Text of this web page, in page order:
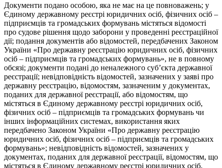
Документи подано особою, яка не має на це повноважень; у
Єдиному державному реєстрі юридичних осіб, фізичних осіб –
підприємців та громадських формувань містяться відомості
про судове рішення щодо заборони у проведенні реєстраційної
дії; подання документів або відомостей, передбачених Законом
України «Про державну реєстрацію юридичних осіб, фізичних
осіб – підприємців та громадських формувань», не в повному
обсязі; документи подані до неналежного суб’єкта державної
реєстрації; невідповідність відомостей, зазначених у заяві про
державну реєстрацію, відомостям, зазначеним у документах,
поданих для державної реєстрації, або відомостям, що
містяться в Єдиному державному реєстрі юридичних осіб,
фізичних осіб – підприємців та громадських формувань чи
інших інформаційних системах, використання яких
передбачено Законом України «Про державну реєстрацію
юридичних осіб, фізичних осіб – підприємців та громадських
формувань»; невідповідність відомостей, зазначених у
документах, поданих для державної реєстрації, відомостям, що
містяться в Єдиному державному реєстрі юридичних осіб,